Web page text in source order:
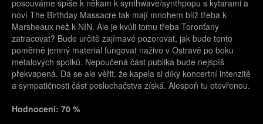
posouváme spíše k někam k synthwave/synthpopu s kytarami a
noví The Birthday Massacre tak mají mnohem blíž třeba k
Marsheaux než k NIN. Ale je kvůli tomu třeba Toronťany
zatracovat? Bude určitě zajímavé pozorovat, jak bude tento
poměrně jemný materiál fungovat naživo v Ostravě po boku
metalových spolků. Nepoučená část publika bude nejspíš
překvapená. Dá se ale věřit, že kapela si díky koncertní intenzitě
a sympatičnosti část posluchačstva získá. Alespoň tu otevřenou.
Hodnocení: 70 %